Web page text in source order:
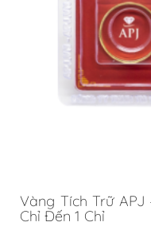
Vàng Tích Trữ APJ
Chỉ Đến 1 Chỉ